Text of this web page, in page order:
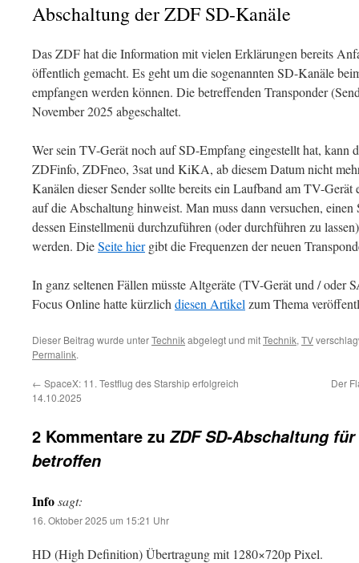
Abschaltung der ZDF SD-Kanäle
Das ZDF hat die Information mit vielen Erklärungen bereits
öffentlich gemacht. Es geht um die sogenannten SD-Kanäle
empfangen werden können. Die betreffenden Transponder
November 2025 abgeschaltet.
Wer sein TV-Gerät noch auf SD-Empfang eingestellt hat, kann
ZDFinfo, ZDFneo, 3sat und KiKA, ab diesem Datum nicht
Kanälen dieser Sender sollte bereits ein Laufband am TV-
auf die Abschaltung hinweist. Man muss dann versuchen, einen
dessen Einstellmenü durchzuführen (oder durchführen zu
werden. DieSeite hiergibt die Frequenzen der neuen
In ganz seltenen Fällen müsste Altgeräte (TV-Gerät und / oder
Focus Online hatte kürzlich diesen Artikel zum Thema
Dieser Beitrag wurde unterTechnikabgelegt und mitTechnik, TV
Permalink.
← SpaceX: 11. Testflug des Starship erfolgreich
14.10.2025
Der
2 Kommentare zuZDF SD-Abschaltung
betroffen
Infosagt:
16. Oktober 2025 um 15:21 Uhr
HD (High Definition) Übertragung mit 1280×720p Pixel.